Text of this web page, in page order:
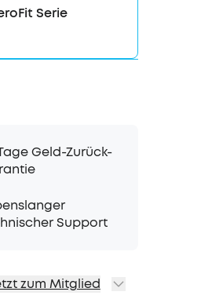
für jedes
verlängert. Und
Serie
Geld-Zurück-
Support
zum Mitglied